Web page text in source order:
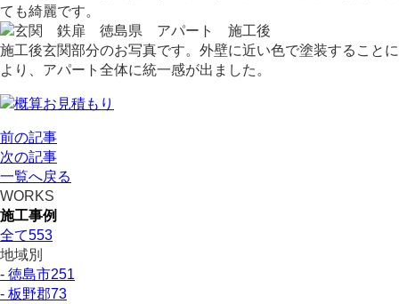
ても綺麗です。
施工後玄関部分のお写真です。外壁に近い色で塗装することに
より、アパート全体に統一感が出ました。
前の記事
次の記事
一覧へ戻る
WORKS
施工事例
全て553
地域別
- 徳島市251
- 板野郡73